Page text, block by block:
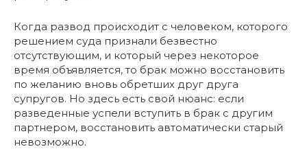
Когда развод происходит с человеком, которого
решением суда признали безвестно
отсутствующим, и который через некоторое
время объявляется, то брак можно восстановить
по желанию вновь обретших друг друга
супругов. Но здесь есть свой нюанс: если
разведенные успели вступить в брак с другим
партнером, восстановить автоматически старый
невозможно.